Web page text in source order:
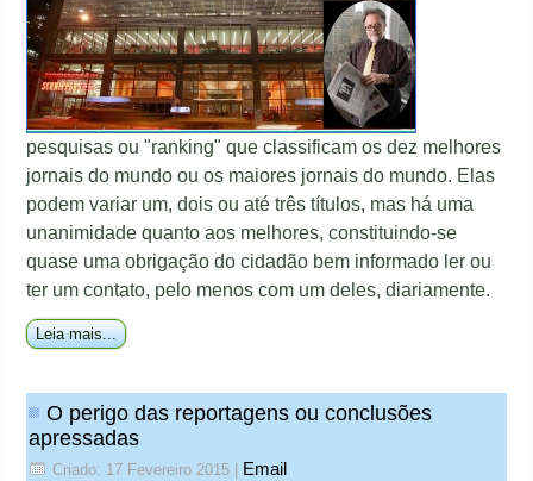
pesquisas ou "ranking" que classificam os dez melhores
jornais do mundo ou os maiores jornais do mundo. Elas
podem variar um, dois ou até três títulos, mas há uma
unanimidade quanto aos melhores, constituindo-se
quase uma obrigação do cidadão bem informado ler ou
ter um contato, pelo menos com um deles, diariamente.
Leia mais...
O perigo das reportagens ou conclusões
apressadas
Criado: 17 Fevereiro 2015 Email